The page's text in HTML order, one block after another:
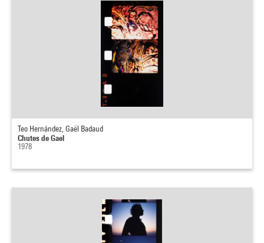
Teo Hernández, Gaël Badaud
Chutes de Gael
1978